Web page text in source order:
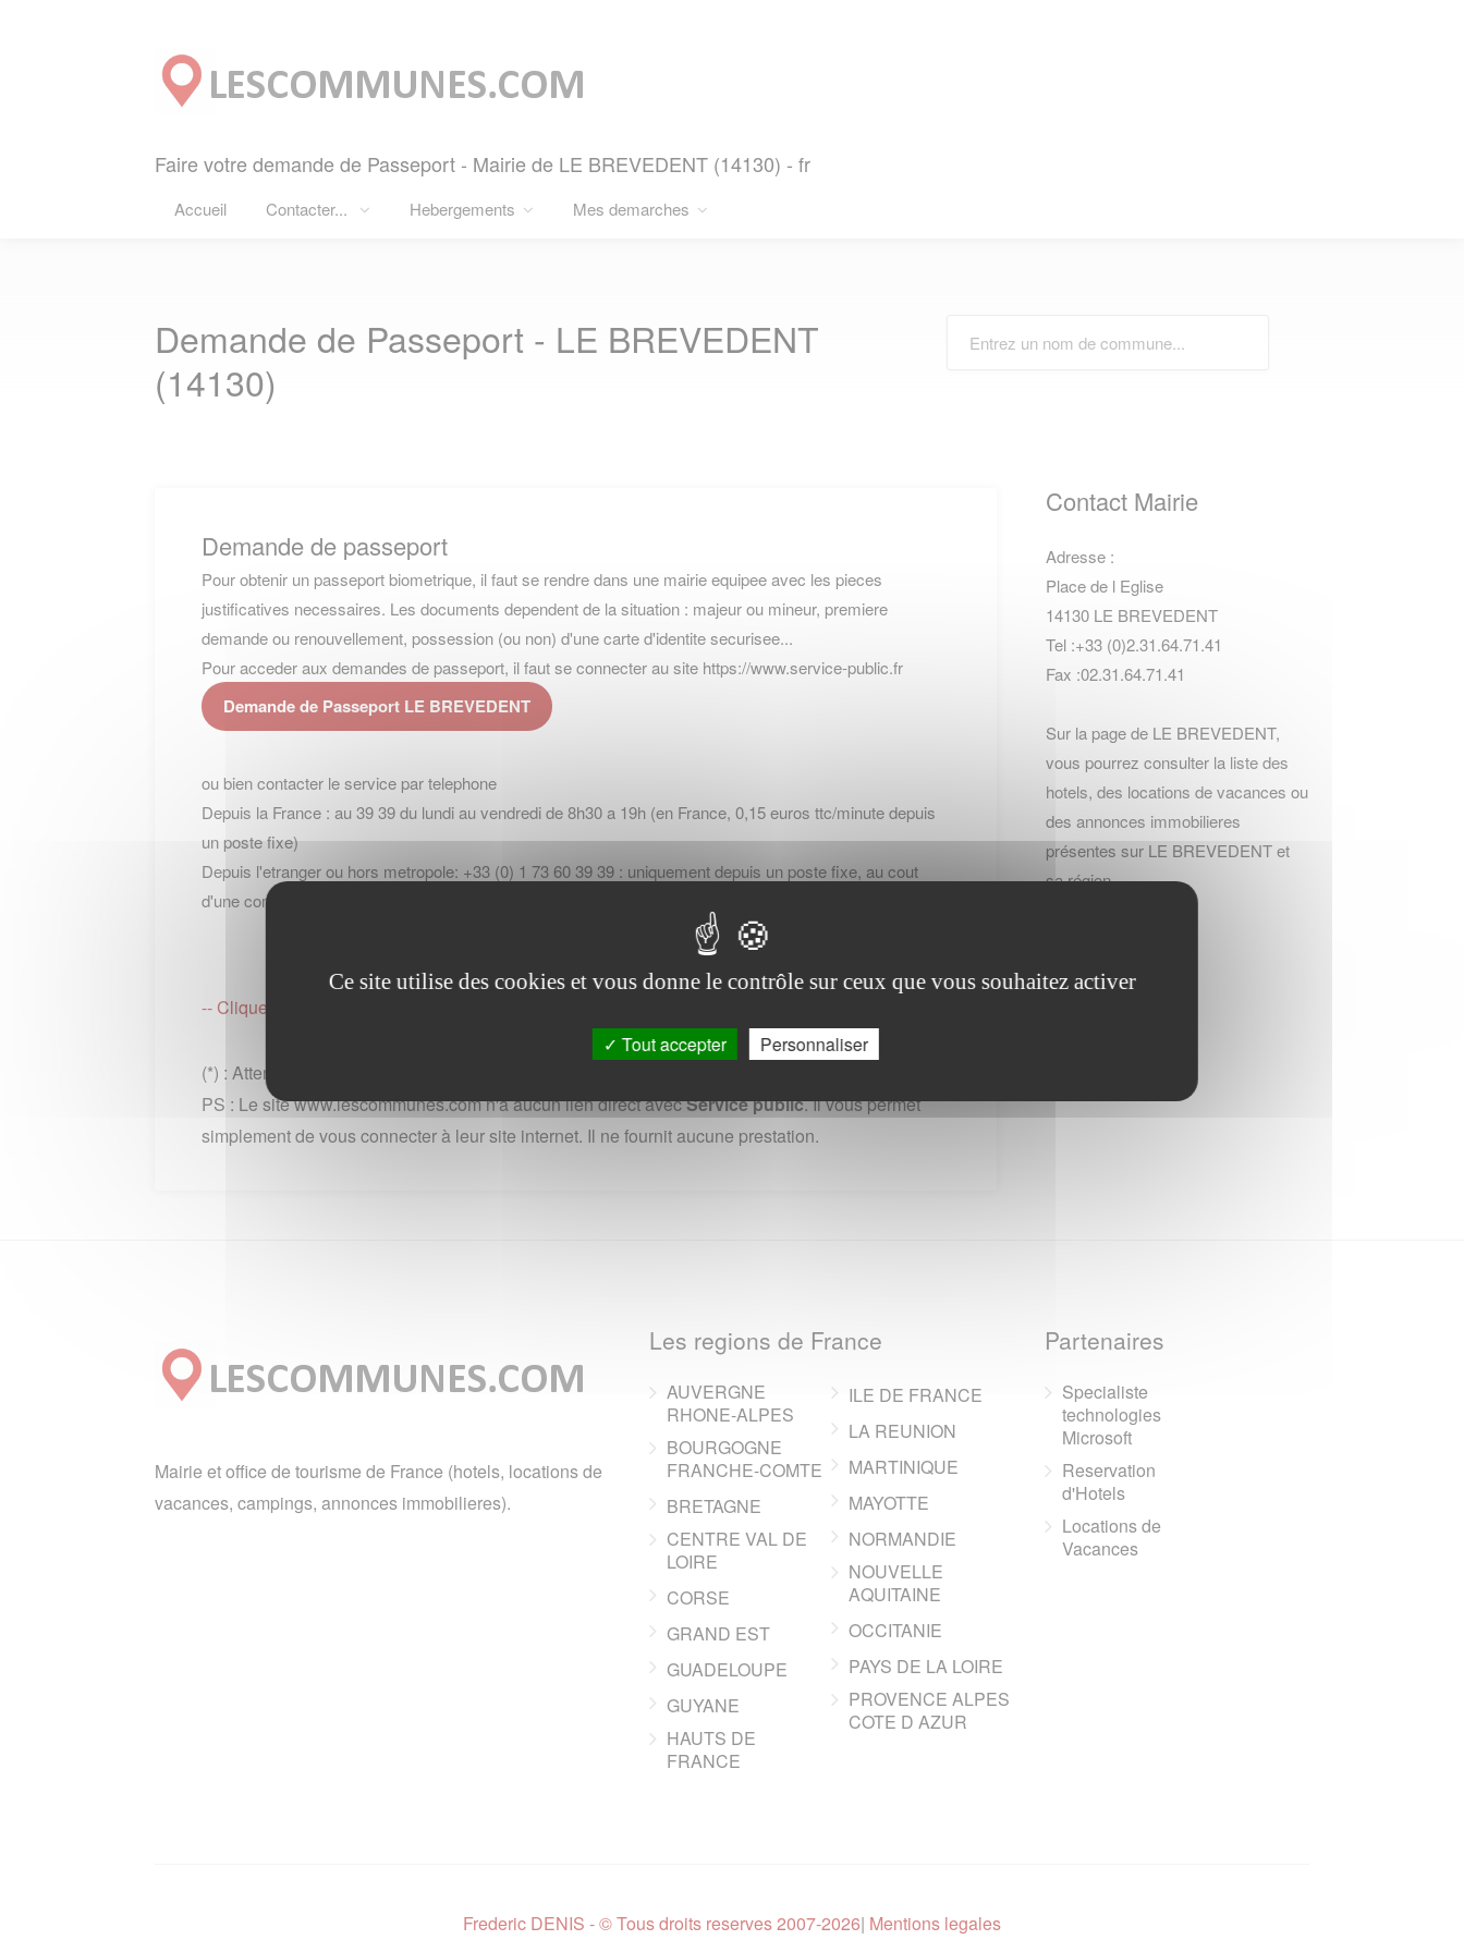
Faire votre demande de Passeport - Mairie de LE BREVEDENT (14130) - fr
Accueil Contacter... Hebergements Mes demarches
Demande de Passeport - LE BREVEDENT
(14130)
Demande de passeport
Pour obtenir un passeport biometrique, il faut se rendre dans une mairie equipee avec les pieces
justificatives necessaires. Les documents dependent de la situation : majeur ou mineur, premiere
demande ou renouvellement, possession (ou non) d'une carte d'identite securisee...
Pour acceder aux demandes de passeport, il faut se connecter au site https://www.service-public.fr
Demande de Passeport LE BREVEDENT
ou bien contacter le service par telephone
Depuis la France : au 39 39 du lundi au vendredi de 8h30 a 19h (en France, 0,15 euros ttc/minute depuis
un poste fixe)
Depuis l'etranger ou hors metropole: +33 (0) 1 73 60 39 39 : uniquement depuis un poste fixe, au cout
d'une communication + cout de l'appel international variable selon les pays et les operateurs.
-- Cliquez ici pour revenir sur la page de LE BREVEDENT --
(*) : Attention des frais téléphoniques peuvent être appliqués.
PS : Le site www.lescommunes.com n'a aucun lien direct avecService public. Il vous permet
simplement de vous connecter à leur site internet. Il ne fournit aucune prestation.
Contact Mairie
Adresse :
Place de l Eglise
14130 LE BREVEDENT
Tel :+33 (0)2.31.64.71.41
Fax :02.31.64.71.41
Sur la page de LE BREVEDENT,
vous pourrez consulter la liste des
hotels, des locations de vacances ou
des annonces immobilieres
présentes sur LE BREVEDENT et
sa région.
Mairie et office de tourisme de France (hotels, locations de
vacances, campings, annonces immobilieres).
Les regions de France
AUVERGNE
RHONE-ALPES
BOURGOGNE
FRANCHE-COMTE
BRETAGNE
CENTRE VAL DE
LOIRE
CORSE
GRAND EST
GUADELOUPE
GUYANE
HAUTS DE
FRANCE
ILE DE FRANCE
LA REUNION
MARTINIQUE
MAYOTTE
NORMANDIE
NOUVELLE
AQUITAINE
OCCITANIE
PAYS DE LA LOIRE
PROVENCE ALPES
COTE D AZUR
Partenaires
Specialiste
technologies
Microsoft
Reservation
d'Hotels
Locations de
Vacances
Frederic DENIS - © Tous droits reserves 2007-2026| Mentions legales
Ce site utilise des cookies et vous donne le contrôle sur ceux que vous souhaitez activer
Tout accepter Personnaliser